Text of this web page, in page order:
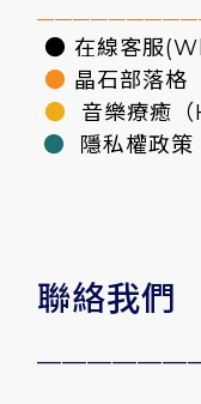
● 在線客服
● 晶石部落格
●
音樂療癒
●
隱私權政策
聯絡我們